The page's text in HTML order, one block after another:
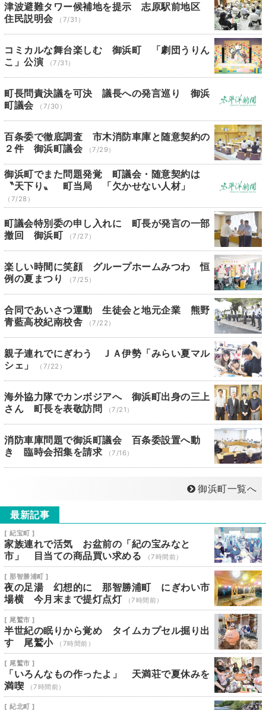
津波避難タワー候補地を提示 志原駅前地区
住民説明会
（7/31）
コミカルな舞台楽しむ 御浜町 「劇団うりん
こ」公演
（7/31）
町長問責決議を可決 議長への発言巡り 御浜
町議会
（7/30）
百条委で徹底調査 市木消防車庫と随意契約の
２件 御浜町議会
（7/29）
御浜町でまた問題発覚 町議会・随意契約は
〝天下り〟 町当局 「欠かせない人材」
（7/28）
町議会特別委の申し入れに 町長が発言の一部
撤回 御浜町
（7/27）
楽しい時間に笑顔 グループホームみつわ 恒
例の夏まつり
（7/25）
合同であいさつ運動 生徒会と地元企業 熊野
青藍高校紀南校舎
（7/22）
親子連れでにぎわう ＪＡ伊勢「みらい夏マル
シェ」
（7/22）
海外協力隊でカンボジアへ 御浜町出身の三上
さん 町長を表敬訪問
（7/21）
消防車庫問題で御浜町議会 百条委設置へ動
き 臨時会招集を請求
（7/16）
御浜町一覧へ
最新記事
[ 紀宝町 ]
家族連れで活気 お盆前の「紀の宝みなと
市」 目当ての商品買い求める
（7時間前）
[ 那智勝浦町 ]
夜の足湯 幻想的に 那智勝浦町 にぎわい市
場横 今月末まで提灯点灯
（7時間前）
[ 尾鷲市 ]
半世紀の眠りから覚め タイムカプセル掘り出
す 尾鷲小
（7時間前）
[ 尾鷲市 ]
「いろんなもの作ったよ」 天満荘で夏休みを
満喫
（7時間前）
[ 紀北町 ]